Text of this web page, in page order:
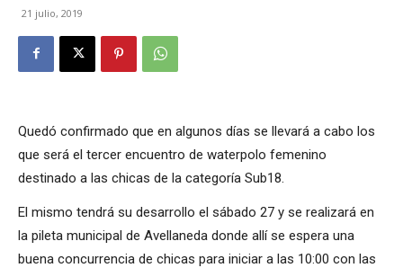
21 julio, 2019
Quedó confirmado que en algunos días se llevará a cabo los
que será el tercer encuentro de waterpolo femenino
destinado a las chicas de la categoría Sub18.
El mismo tendrá su desarrollo el sábado 27 y se realizará en
la pileta municipal de Avellaneda donde allí se espera una
buena concurrencia de chicas para iniciar a las 10:00 con las